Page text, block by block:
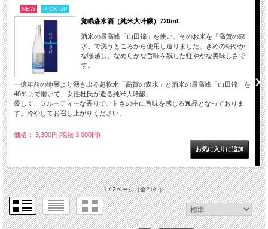
NEW PICK UP
覚眠森水酒（純米大吟醸）720mL
酒米の最高峰「山田錦」を使い、そのお米を「高賀の森
水」で洗うところから使用し造りました。きめの細やか
な喉越し、なめらかな旨味を残した軽やかな美味しさで
す。
一億年前の地層より湧き出る超軟水「高賀の森水」と酒米の最高峰「山田錦」を
40％まで磨いて、女性杜氏が造る純米大吟醸。
優しく、フルーティーな香りで、甘さの中に旨味を感じる逸品となっておりま
す。冷やしてお召し上がりください。
価格： 3,300円(税抜 3,000円)
1 / 2ページ（全21件）